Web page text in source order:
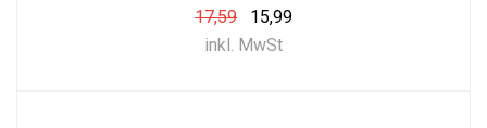
17,59
15,99
inkl. MwSt